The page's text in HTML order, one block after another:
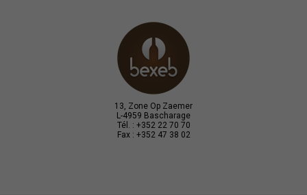
13, Zone Op Zaemer
L-4959 Bascharage
Tél. : +352 22 70 70
Fax : +352 47 38 02